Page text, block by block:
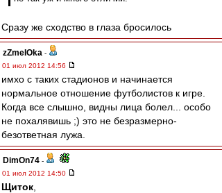
Сразу же сходство в глаза бросилось
zZmeIOka -
01 июл 2012 14:56
имхо с таких стадионов и начинается
нормальное отношение футболистов к игре.
Когда все слышно, видны лица болел... особо
не похалявишь ;) это не безразмерно-
безответная лужа.
DimOn74 -
01 июл 2012 14:50
Щиток